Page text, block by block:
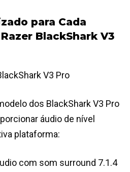
para Cada
BlackShark V3
dos BlackShark V3 Pro
áudio de nível
plataforma:
com som surround 7.1.4